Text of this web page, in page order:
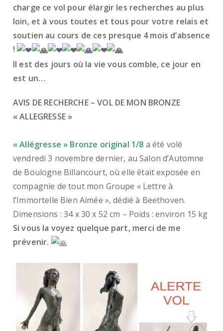
charge ce vol pour élargir les recherches au plus
loin, et à vous toutes et tous pour votre relais et
soutien au cours de ces presque 4 mois d’absence
!
Il est des jours où la vie vous comble, ce jour en
est un…
AVIS DE RECHERCHE – VOL DE MON BRONZE
« ALLEGRESSE »
« Allégresse » Bronze original 1/8 a été volé
vendredi 3 novembre dernier, au Salon d’Automne
de Boulogne Billancourt, où elle était exposée en
compagnie de tout mon Groupe « Lettre à
l’Immortelle Bien Aimée », dédié à Beethoven.
Dimensions : 34 x 30 x 52 cm – Poids : environ 15 kg
Si vous la voyez quelque part, merci de me
prévenir.